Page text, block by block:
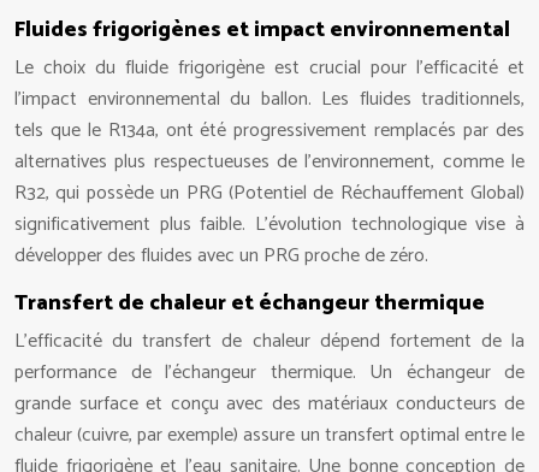
Fluides frigorigènes et impact environnemental
Le choix du fluide frigorigène est crucial pour l’efficacité et
l’impact environnemental du ballon. Les fluides traditionnels,
tels que le R134a, ont été progressivement remplacés par des
alternatives plus respectueuses de l’environnement, comme le
R32, qui possède un PRG (Potentiel de Réchauffement Global)
significativement plus faible. L’évolution technologique vise à
développer des fluides avec un PRG proche de zéro.
Transfert de chaleur et échangeur thermique
L’efficacité du transfert de chaleur dépend fortement de la
performance de l’échangeur thermique. Un échangeur de
grande surface et conçu avec des matériaux conducteurs de
chaleur (cuivre, par exemple) assure un transfert optimal entre le